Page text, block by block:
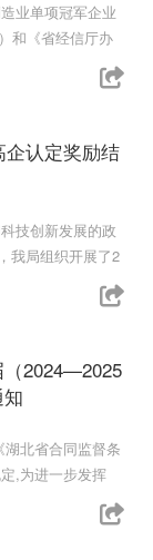
业单项冠军企业
和《省经信厅办
企认定奖励结
技创新发展的政
我局组织开展了2
（2024—2025
北省合同监督条
,为进一步发挥